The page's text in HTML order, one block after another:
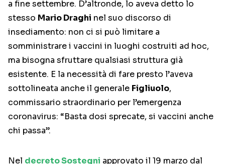
a fine settembre. D’altronde, lo aveva detto lo
stesso Mario Draghi nel suo discorso di
insediamento: non ci si può limitare a
somministrare i vaccini in luoghi costruiti ad hoc,
ma bisogna sfruttare qualsiasi struttura già
esistente. E la necessità di fare presto l’aveva
sottolineata anche il generale Figliuolo,
commissario straordinario per l’emergenza
coronavirus: “Basta dosi sprecate, si vaccini anche
chi passa”.
Nel decreto Sostegni approvato il 19 marzo dal